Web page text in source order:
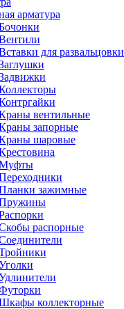
арматура
для развальцовки
вентильные
запорные
шаровые
зажимные
распорные
коллекторные